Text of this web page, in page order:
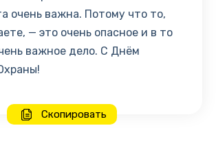
очень важна. Потому что то,
— это очень опасное и в то
важное дело. С Днём
Скопировать